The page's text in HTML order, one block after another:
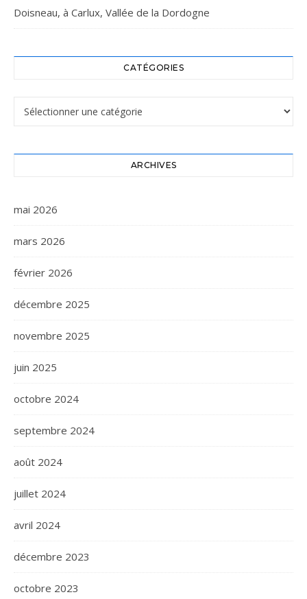
Doisneau, à Carlux, Vallée de la Dordogne
CATÉGORIES
Catégories
ARCHIVES
mai 2026
mars 2026
février 2026
décembre 2025
novembre 2025
juin 2025
octobre 2024
septembre 2024
août 2024
juillet 2024
avril 2024
décembre 2023
octobre 2023